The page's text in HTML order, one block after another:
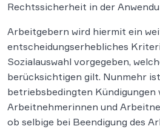
Rechtssicherheit in der
Arbeitgebern wird hiermit ein
entscheidungserhebliches
Sozialauswahl vorgegeben,
berücksichtigen gilt. Nunmehr
betriebsbedingten Kündigungen
Arbeitnehmerinnen und
ob selbige bei Beendigung des